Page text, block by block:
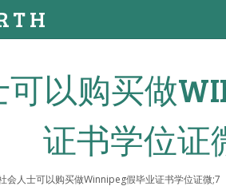
以购买做
证书学位证
会人士可以购买做Winnipeg假毕业证书学位证微;7